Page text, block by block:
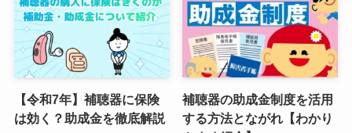
【令和7年】補聴器に保険
は効く？助成金を徹底解説
補聴器の助成金制度を活用
する方法とながれ【わかり